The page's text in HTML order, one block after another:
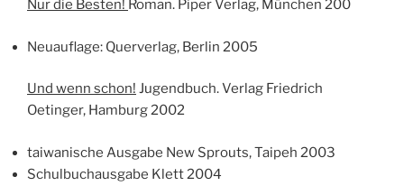
Nur die Besten! Roman. Piper Verlag, München 200
Neuauflage: Querverlag, Berlin 2005
Und wenn schon! Jugendbuch. Verlag Friedrich
Oetinger, Hamburg 2002
taiwanische Ausgabe New Sprouts, Taipeh 2003
Schulbuchausgabe Klett 2004